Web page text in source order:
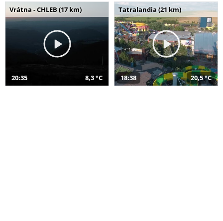
Vrátna - CHLEB (17 km)
20:35 8,3 °C
Tatralandia (21 km)
18:38 20,5 °C